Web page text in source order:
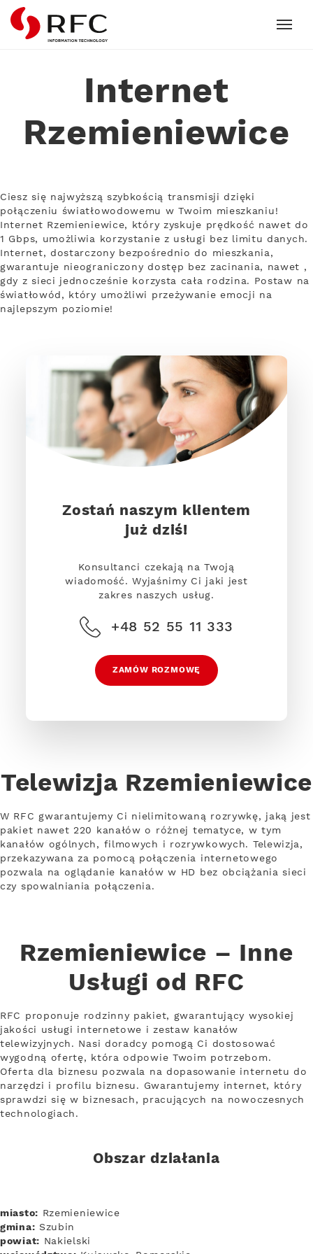
RFC
Internet
Rzemieniewice
Ciesz się najwyższą szybkością transmisji dzięki
połączeniu światłowodowemu w Twoim mieszkaniu!
Internet Rzemieniewice, który zyskuje prędkość nawet do
1 Gbps, umożliwia korzystanie z usługi bez limitu danych.
Internet, dostarczony bezpośrednio do mieszkania,
gwarantuje nieograniczony dostęp bez zacinania, nawet ,
gdy z sieci jednocześnie korzysta cała rodzina. Postaw na
światłowód, który umożliwi przeżywanie emocji na
najlepszym poziomie!
Zostań naszym klientem
już dziś!
Konsultanci czekają na Twoją
wiadomość. Wyjaśnimy Ci jaki jest
zakres naszych usług.
+48 52 55 11 333
ZAMÓW ROZMOWĘ
Telewizja Rzemieniewice
W RFC gwarantujemy Ci nielimitowaną rozrywkę, jaką jest
pakiet nawet 220 kanałów o różnej tematyce, w tym
kanałów ogólnych, filmowych i rozrywkowych. Telewizja,
przekazywana za pomocą połączenia internetowego
pozwala na oglądanie kanałów w HD bez obciążania sieci
czy spowalniania połączenia.
Rzemieniewice – Inne
Usługi od RFC
RFC proponuje rodzinny pakiet, gwarantujący wysokiej
jakości usługi internetowe i zestaw kanałów
telewizyjnych. Nasi doradcy pomogą Ci dostosować
wygodną ofertę, która odpowie Twoim potrzebom.
Oferta dla biznesu pozwala na dopasowanie internetu do
narzędzi i profilu biznesu. Gwarantujemy internet, który
sprawdzi się w biznesach, pracujących na nowoczesnych
technologiach.
Obszar działania
miasto: Rzemieniewice
gmina: Szubin
powiat: Nakielski